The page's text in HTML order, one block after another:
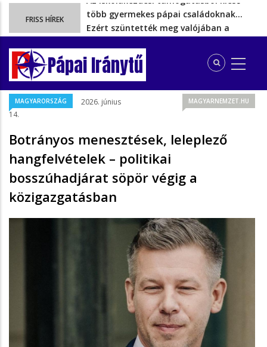
FRISS HÍREK
Ezért szüntették meg valójában a
szén‑dioxid‑kvóta‑adót
Energiakrízis: Magyar Péter szerint még
hetekig nem lehet…
A spanyol enklávét elárasztják a
tengeren érkező migránsok
Rétvári Bence: Magyar Péter gőzerővel
hátrál ki a tanároknak tett…
több gyermekes pápai családoknak…
Pápai Iránytű
MAGYARORSZÁG
2026. június
14.
MAGYARNEMZET.HU
Botrányos menesztések, leleplező
hangfelvételek – politikai
bosszúhadjárat söpör végig a
közigazgatásban